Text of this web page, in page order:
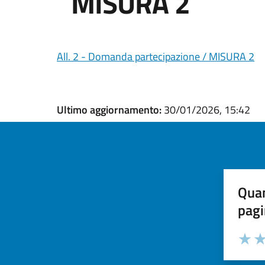
All. 2 - Domanda partecipazione / MISURA 2
Ultimo aggiornamento:30/01/2026, 15:42
Valuta